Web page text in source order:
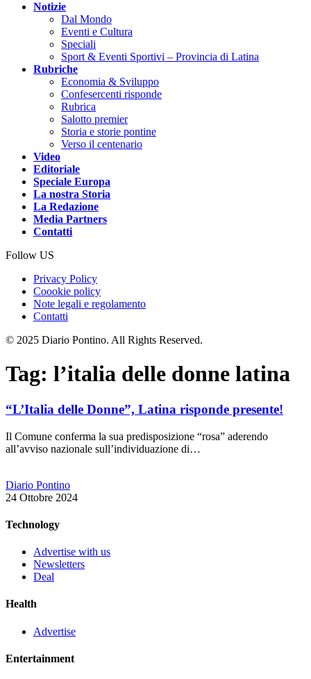
Notizie
Dal Mondo
Eventi e Cultura
Speciali
Sport & Eventi Sportivi – Provincia di Latina
Rubriche
Economia & Sviluppo
Confesercenti risponde
Rubrica
Salotto premier
Storia e storie pontine
Verso il centenario
Video
Editoriale
Speciale Europa
La nostra Storia
La Redazione
Media Partners
Contatti
Follow US
Privacy Policy
Coookie policy
Note legali e regolamento
Contatti
© 2025 Diario Pontino. All Rights Reserved.
Tag: l’italia delle donne latina
“L’Italia delle Donne”, Latina risponde presente!
Il Comune conferma la sua predisposizione “rosa” aderendo
all’avviso nazionale sull’individuazione di…
Diario Pontino
24 Ottobre 2024
Technology
Advertise with us
Newsletters
Deal
Health
Advertise
Entertainment